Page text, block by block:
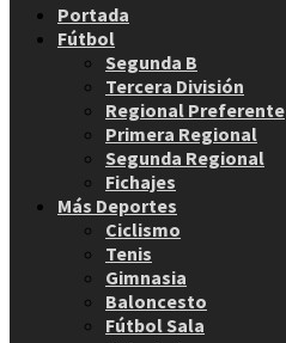
Portada
Fútbol
Segunda B
Tercera División
Regional Preferente
Primera Regional
Segunda Regional
Fichajes
Más Deportes
Ciclismo
Tenis
Gimnasia
Baloncesto
Fútbol Sala